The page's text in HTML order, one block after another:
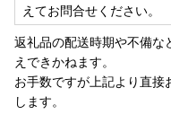
◆返礼品ページに記載の
ざいます。
【窓口対応日：土日祝
■お申込みについて
えてお問合せください。
返礼品の配送時期や不備な
えできかねます。
お手数ですが上記より直接
します。